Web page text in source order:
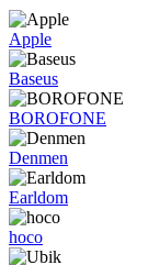
Apple
Baseus
BOROFONE
Denmen
Earldom
hoco